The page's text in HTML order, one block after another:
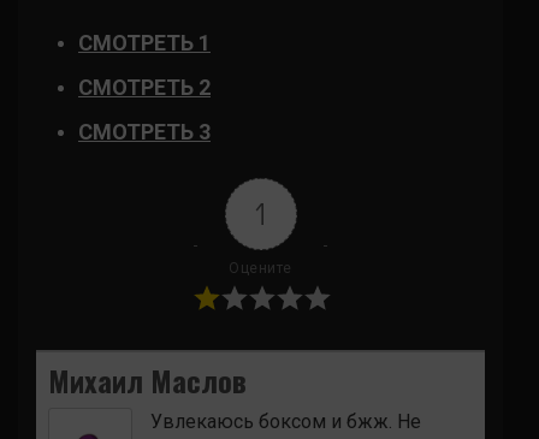
СМОТРЕТЬ 1
СМОТРЕТЬ 2
СМОТРЕТЬ 3
1
Оцените
Михаил Маслов
Увлекаюсь боксом и бжж. Не